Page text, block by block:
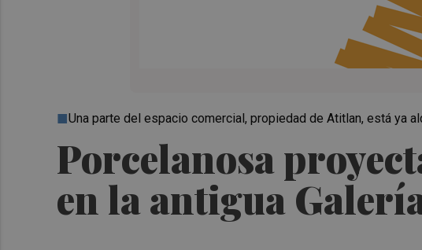
Porcelanosa
en la antigua
Una parte del espacio comercial, propiedad de Atitlan, está ya